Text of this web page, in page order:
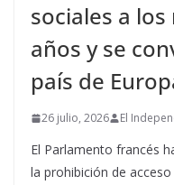
sociales a
años y se
país de
26 julio, 2026 El
El Parlamento francés
la prohibición de